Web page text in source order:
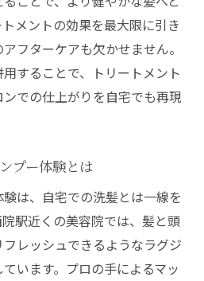
アウトバスケアの重要性
で髪を守る方法
提案するアウトバスケアア
がもたらす髪の変化
ウトバスケアの基本
ウトバスケアの実践法
する美容院のシャンプー選
メントの効果を最大限に引き
フターケアも欠かせません。
することで、トリートメント
での仕上がりを自宅でも再現
プー体験とは
は、自宅での洗髪とは一線を
駅近くの美容院では、髪と頭
レッシュできるようなラグジ
います。プロの手によるマッ